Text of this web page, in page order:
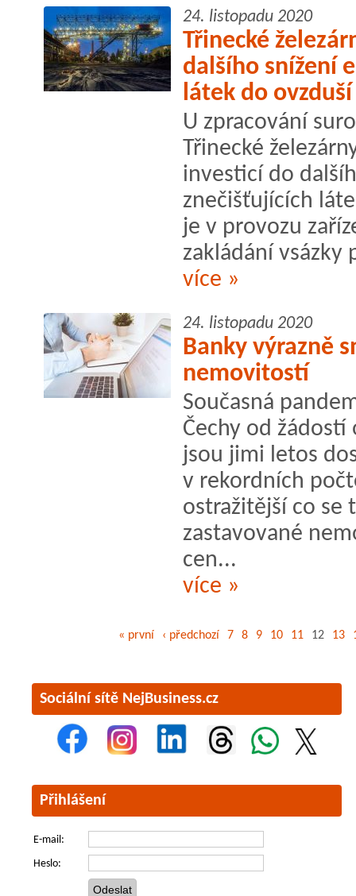
24. listopadu 2020
Třinecké
dalšího snížení
látek do ovzduší
U zpracování
Třinecké
investicí do
znečišťujících
je v provozu
zakládání vsázky
více »
24. listopadu 2020
Banky výrazně
nemovitostí
Současná
Čechy od
jsou jimi letos
v rekordních
ostražitější co se
zastavované
cen...
více »
« první ‹ předchozí 7 8 9 10 11 12 13
Sociální sítě NejBusiness.cz
Přihlášení
E-mail:
Heslo: